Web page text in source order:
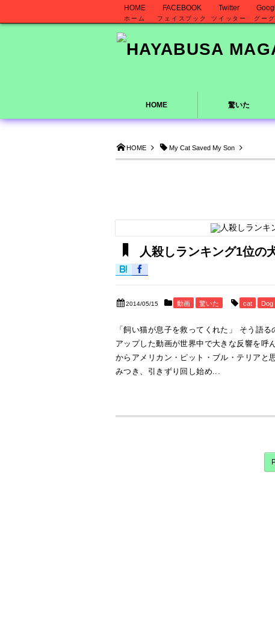
HOME My Cat Saved My Son
人殺しランキング1位の
2014/05/15 動画 驚いた cat Dog
「飼い猫が息子を救ってくれた」 そう語
アップした動画が世界中で大きな反響を呼
からアメリカン・ピット・ブル・テリアと
みつき、引きずり回し始め...
HOME
ホーム
FACEBOOK
フェイスブック
Twitter
ツイッター グー
HOME 驚いた